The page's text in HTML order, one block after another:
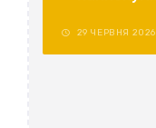
29 ЧЕРВНЯ 2026